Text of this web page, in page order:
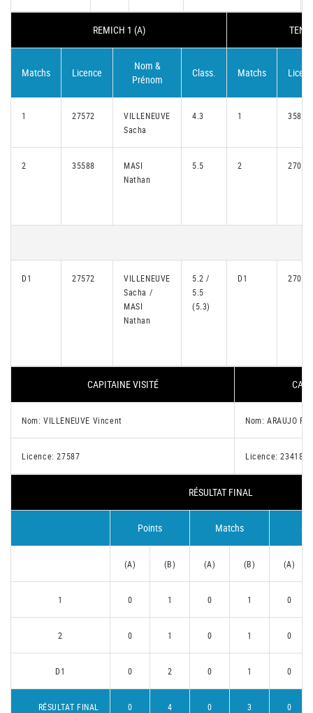
REMICH 1 (A)
Matchs Licence
Nom &
Prénom
Class. Matchs
1 27572
VILLENEUVE
Sacha
4.3 1 35897
2 35588
MASI
Nathan
5.5 2 27088
D1 27572
VILLENEUVE
Sacha /
MASI
Nathan
5.2 /
5.5
(5.3)
D1 27088
CAPITAINE VISITÉ
Nom: VILLENEUVE Vincent Nom: ARAUJO
Licence: 27587 Licence: 23418
RÉSULTAT FINAL
Points Matchs
(A) (B) (A) (B) (A)
1 0 1 0 1 0
2 0 1 0 1 0
D1 0 2 0 1 0
RÉSULTAT FINAL 0 4 0 3 0